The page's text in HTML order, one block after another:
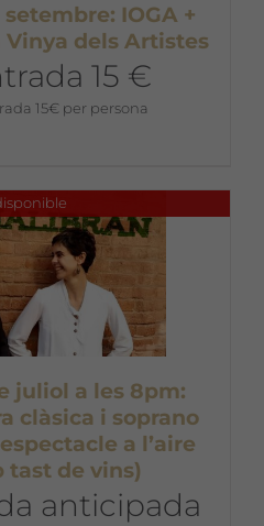
IOGA +
Vinya dels Artistes
15 €
15€ per persona
juliol a les 8pm:
clàsica i soprano
a l’aire
tast de vins)
anticipada